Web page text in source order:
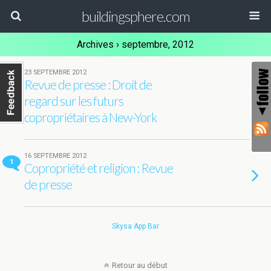
buildingsphere.com
Archives › septembre, 2012
23 SEPTEMBRE 2012
Revue de presse : Droit de
regard sur les futurs
copropriétaires à New-York
1
16 SEPTEMBRE 2012
Copropriété et religion : Revue
de presse
Skysa App Bar
Retour au début